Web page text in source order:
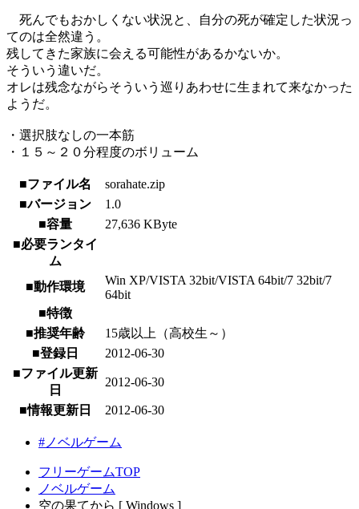
死んでもおかしくない状況と、自分の死が確定した状況っ
てのは全然違う。
残してきた家族に会える可能性があるかないか。
そういう違いだ。
オレは残念ながらそういう巡りあわせに生まれて来なかった
ようだ。
・選択肢なしの一本筋
・１５～２０分程度のボリューム
■ファイル名
sorahate.zip
■バージョン
1.0
■容量
27,636 KByte
■必要ランタイ
ム
■動作環境
Win XP/VISTA 32bit/VISTA 64bit/7 32bit/7
64bit
■特徴
■推奨年齢
15歳以上（高校生～）
■登録日
2012-06-30
■ファイル更新
日
2012-06-30
■情報更新日 2012-06-30
#ノベルゲーム
フリーゲームTOP
ノベルゲーム
空の果てから [ Windows ]